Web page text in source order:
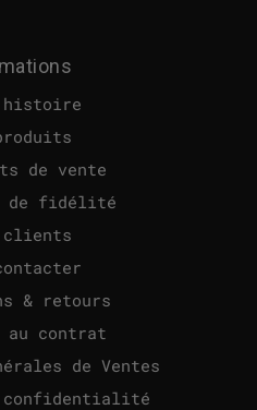
histoire
de vente
de fidélité
clients
& retours
au contrat
de Ventes